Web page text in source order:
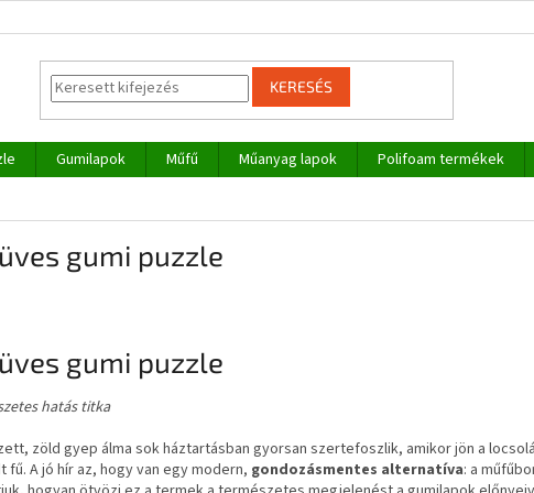
KERESÉS
Gumilapok Műfű Műanyag lapok Polifoam termékek
gumi puzzle
gumi puzzle
hatás titka
zöld gyep álma sok háztartásban gyorsan szertefoszlik, amikor jön a
fű. A jó hír az, hogy van egy modern, gondozásmentes alternatíva: a